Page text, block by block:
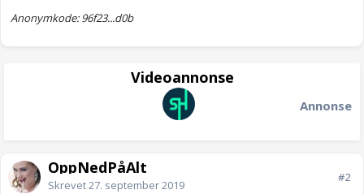
Anonymkode: 96f23...d0b
Videoannonse
Annonse
OppNedPåAlt
Skrevet27. september 2019
#2